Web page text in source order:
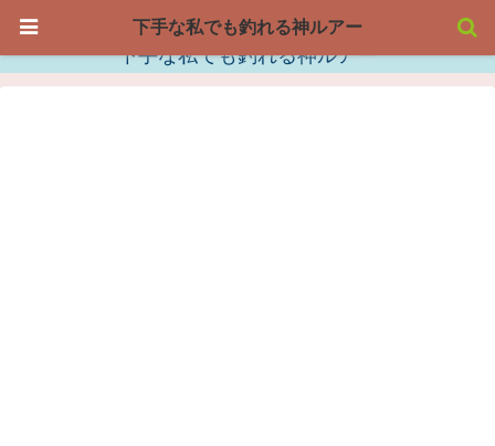
下手な私でも釣れる神ルアー
下手な私でも釣れる神ルアー